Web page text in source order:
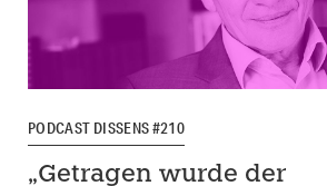
PODCAST DISSENS #210
„Getragen wurde der